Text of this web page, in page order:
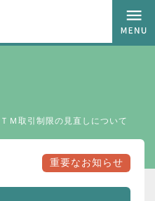
Ｍ取引制限の見直しについて
重要なお知らせ